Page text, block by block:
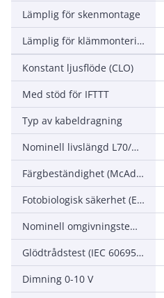
Lämplig för skenmontage
Lämplig för klämmontering
Konstant ljusflöde (CLO)
Med stöd för IFTTT
Typ av kabeldragning
Nominell livslängd L70/B50 vid 25 °C
Färgbeständighet (McAdam ellipse)
Fotobiologisk säkerhet (EN 62471)
Nominell omgivningstemperatur enligt IEC 62722-2-1
Glödtrådstest (IEC 60695-2-11)
Dimning 0-10 V